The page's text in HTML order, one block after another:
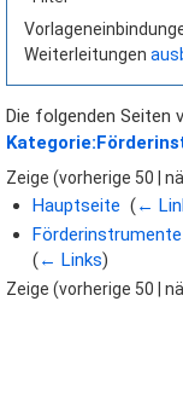
Haftungsausschluss
Weiterleitungen
Die folgenden Seiten
Zeige (vorherige 50 |
Hauptseite ‎(←
(← Links)
Zeige (vorherige 50 |